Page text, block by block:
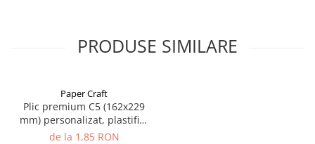
PRODUSE SIMILARE
Paper Craft
Plic premium C5 (162x229
mm) personalizat, plastifiat
si banda dublu adeziva
de la 1,85 RON